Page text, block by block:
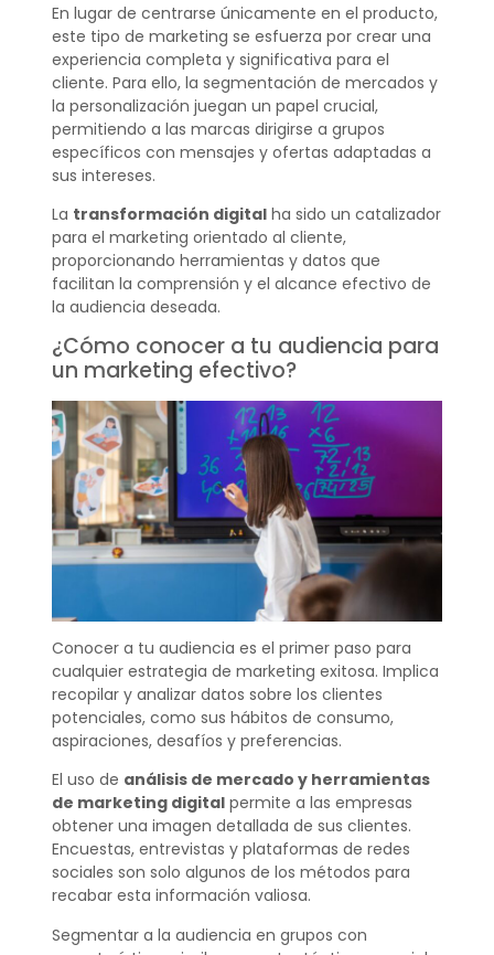
En lugar de centrarse únicamente en el producto,
este tipo de marketing se esfuerza por crear una
experiencia completa y significativa para el
cliente. Para ello, la segmentación de mercados y
la personalización juegan un papel crucial,
permitiendo a las marcas dirigirse a grupos
específicos con mensajes y ofertas adaptadas a
sus intereses.
La transformación digitalha sido un catalizador
para el marketing orientado al cliente,
proporcionando herramientas y datos que
facilitan la comprensión y el alcance efectivo de
la audiencia deseada.
¿Cómo conocer a tu audiencia para
un marketing efectivo?
Conocer a tu audiencia es el primer paso para
cualquier estrategia de marketing exitosa. Implica
recopilar y analizar datos sobre los clientes
potenciales, como sus hábitos de consumo,
aspiraciones, desafíos y preferencias.
El uso de análisis de mercado y herramientas
de marketing digitalpermite a las empresas
obtener una imagen detallada de sus clientes.
Encuestas, entrevistas y plataformas de redes
sociales son solo algunos de los métodos para
recabar esta información valiosa.
Segmentar a la audiencia en grupos con